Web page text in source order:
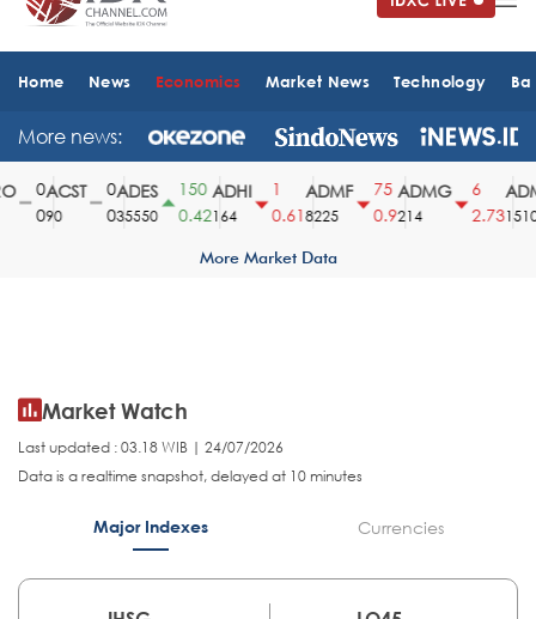
Home News Economics Market News Technology
More news:
ACST
90
ADES
35550
150
0.42
ADHI
164
0.61
ADMF
8225
75
0.9
ADMG
214
2.731510
More Market Data
Market Watch
Last updated : 03.18 WIB | 24/07/2026
Data is a realtime snapshot, delayed at 10 minutes
Major Indexes Currencies